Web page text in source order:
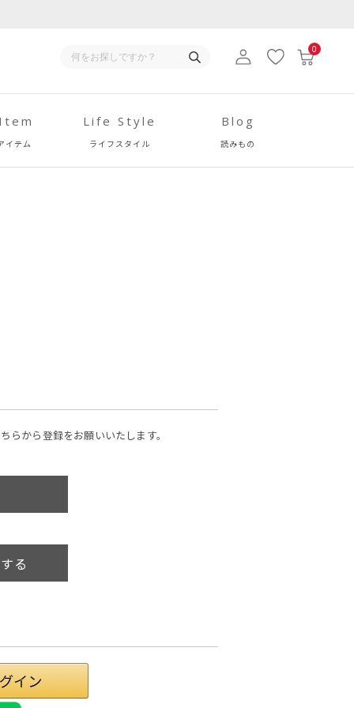
0
イテム
Life Style
ライフスタイル
Blog
読みもの
らから登録をお願いいたします。
る